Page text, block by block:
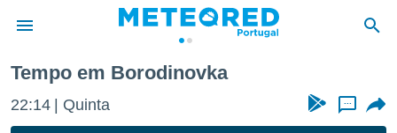
da
Tempo em Borodinovka
22:14 Quinta ...